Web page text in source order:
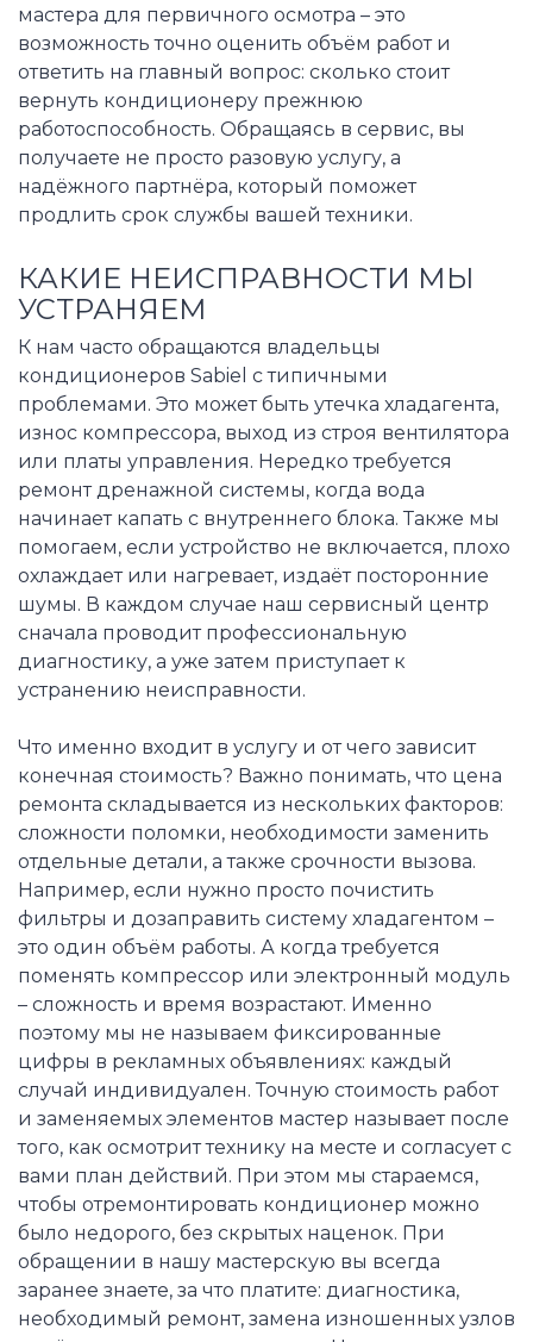
мастера для первичного осмотра – это
возможность точно оценить объём работ и
ответить на главный вопрос: сколько стоит
вернуть кондиционеру прежнюю
работоспособность. Обращаясь в сервис, вы
получаете не просто разовую услугу, а
надёжного партнёра, который поможет
продлить срок службы вашей техники.
КАКИЕ НЕИСПРАВНОСТИ МЫ
УСТРАНЯЕМ
К нам часто обращаются владельцы
кондиционеров Sabiel с типичными
проблемами. Это может быть утечка хладагента,
износ компрессора, выход из строя вентилятора
или платы управления. Нередко требуется
ремонт дренажной системы, когда вода
начинает капать с внутреннего блока. Также мы
помогаем, если устройство не включается, плохо
охлаждает или нагревает, издаёт посторонние
шумы. В каждом случае наш сервисный центр
сначала проводит профессиональную
диагностику, а уже затем приступает к
устранению неисправности.
Что именно входит в услугу и от чего зависит
конечная стоимость? Важно понимать, что цена
ремонта складывается из нескольких факторов:
сложности поломки, необходимости заменить
отдельные детали, а также срочности вызова.
Например, если нужно просто почистить
фильтры и дозаправить систему хладагентом –
это один объём работы. А когда требуется
поменять компрессор или электронный модуль
– сложность и время возрастают. Именно
поэтому мы не называем фиксированные
цифры в рекламных объявлениях: каждый
случай индивидуален. Точную стоимость работ
и заменяемых элементов мастер называет после
того, как осмотрит технику на месте и согласует с
вами план действий. При этом мы стараемся,
чтобы отремонтировать кондиционер можно
было недорого, без скрытых наценок. При
обращении в нашу мастерскую вы всегда
заранее знаете, за что платите: диагностика,
необходимый ремонт, замена изношенных узлов